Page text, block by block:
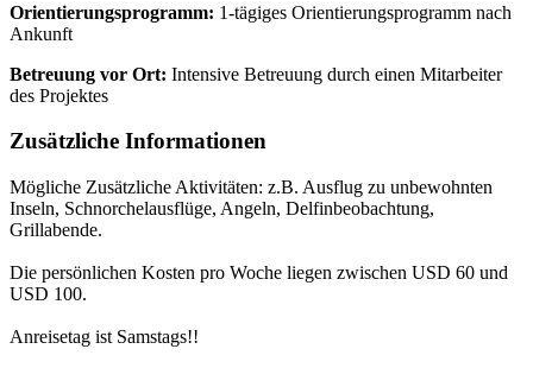
Orientierungsprogramm: 1-tägiges Orientierungsprogramm nach
Ankunft
Betreuung vor Ort: Intensive Betreuung durch einen Mitarbeiter
des Projektes
Zusätzliche Informationen
Mögliche Zusätzliche Aktivitäten: z.B. Ausflug zu unbewohnten
Inseln, Schnorchelausflüge, Angeln, Delfinbeobachtung,
Grillabende.
Die persönlichen Kosten pro Woche liegen zwischen USD 60 und
USD 100.
Anreisetag ist Samstags!!